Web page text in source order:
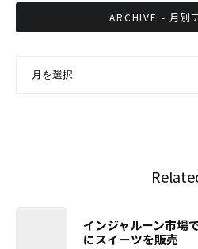
ARCHIVE - 月別
インジャルーン市場
にスイーツを販売